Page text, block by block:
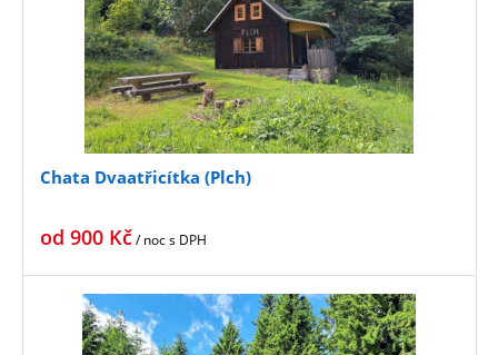
Chata Dvaatřicítka (Plch)
od 900 Kč/ nocs DPH